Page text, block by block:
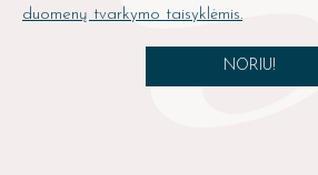
duomenų tvarkymo taisyklėmis.
NORIU!